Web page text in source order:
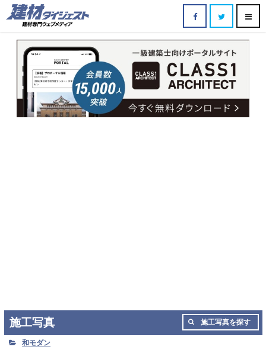
施工写真
和モダン
施工写真を探す